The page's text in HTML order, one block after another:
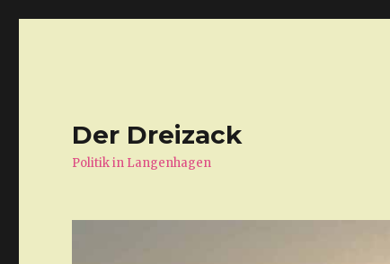
Der Dreizack
Politik in Langenhagen